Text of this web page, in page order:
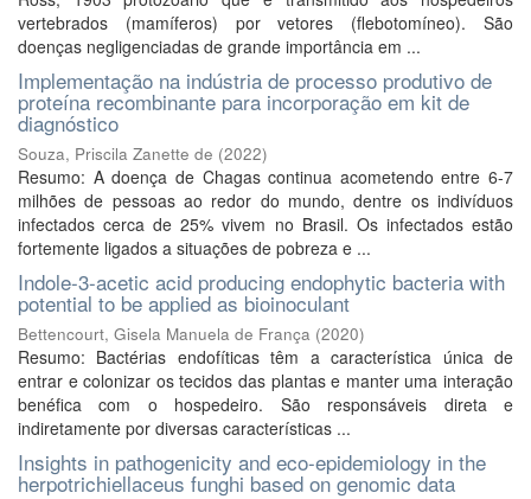
vertebrados (mamíferos) por vetores (flebotomíneo). São
doenças negligenciadas de grande importância em ...
Implementação na indústria de processo produtivo de
proteína recombinante para incorporação em kit de
diagnóstico
Souza, Priscila Zanette de (2022)
Resumo: A doença de Chagas continua acometendo entre 6-7
milhões de pessoas ao redor do mundo, dentre os indivíduos
infectados cerca de 25% vivem no Brasil. Os infectados estão
fortemente ligados a situações de pobreza e ...
Indole-3-acetic acid producing endophytic bacteria with
potential to be applied as bioinoculant
Bettencourt, Gisela Manuela de França (2020)
Resumo: Bactérias endofíticas têm a característica única de
entrar e colonizar os tecidos das plantas e manter uma interação
benéfica com o hospedeiro. São responsáveis direta e
indiretamente por diversas características ...
Insights in pathogenicity and eco-epidemiology in the
herpotrichiellaceus funghi based on genomic data